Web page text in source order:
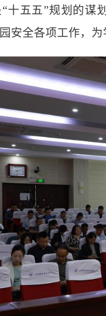
十五五”规划的谋
安全各项工作，